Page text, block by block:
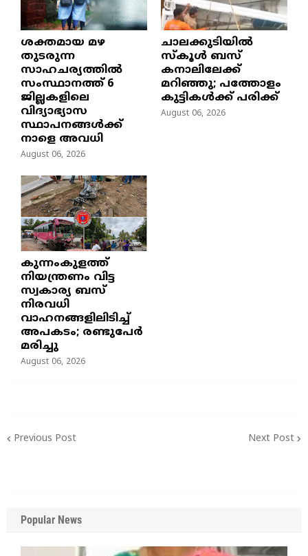
ശക്തമായ മഴ
തുടരുന്ന
സാഹചര്യത്തിൽ
സംസ്ഥാനത്ത് 6
ജില്ലകളിലെ
വിദ്യാഭ്യാസ
സ്ഥാപനങ്ങൾക്ക്
നാളെ അവധി
August 06, 2026
ചാലക്കുടിയിൽ
സ്കൂൾ ബസ്
കനാലിലേക്ക്
മറിഞ്ഞു; പത്തോളം
കുട്ടികൾക്ക് പരിക്ക്
August 06, 2026
കുന്നംകുളത്ത്
നിയന്ത്രണം വിട്ട
സ്വകാര്യ ബസ്
നിരവധി
വാഹനങ്ങളിലിടിച്ച്
അപകടം; രണ്ടുപേർ
മരിച്ചു
August 06, 2026
Previous Post Next Post
Popular News